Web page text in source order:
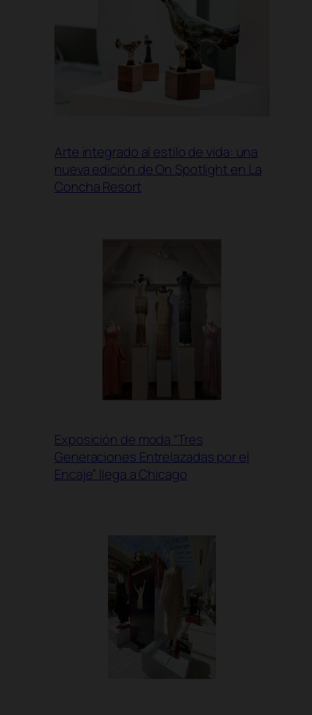
Arte integrado al estilo de vida: una
nueva edición de On Spotlight en La
Concha Resort
Exposición de moda “Tres
Generaciones Entrelazadas por el
Encaje” llega a Chicago